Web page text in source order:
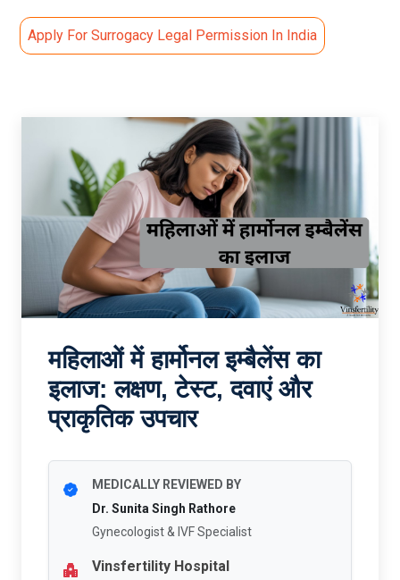
Apply For Surrogacy Legal Permission In India
महिलाओं में हार्मोनल इम्बैलेंस का
इलाज: लक्षण, टेस्ट, दवाएं और
प्राकृतिक उपचार
MEDICALLY REVIEWED BY
Dr. Sunita Singh Rathore
Gynecologist & IVF Specialist
Vinsfertility Hospital